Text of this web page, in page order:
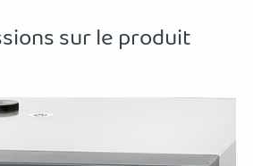
sur le produit